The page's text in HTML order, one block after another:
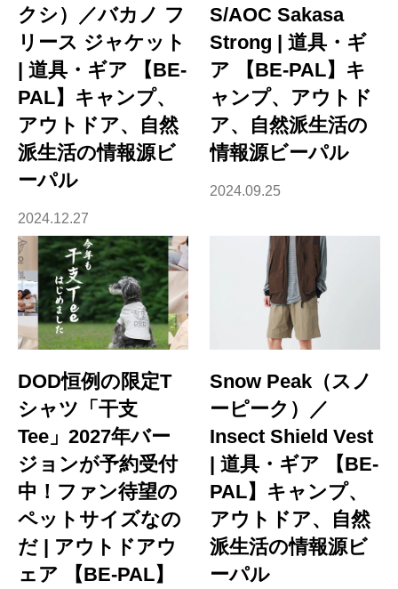
クシ）／バカノ フ
リース ジャケット
| 道具・ギア 【BE-
PAL】キャンプ、
アウトドア、自然
派生活の情報源ビ
ーパル
2024.12.27
S/AOC Sakasa
Strong | 道具・ギ
ア 【BE-PAL】キ
ャンプ、アウトド
ア、自然派生活の
情報源ビーパル
2024.09.25
DOD恒例の限定T
シャツ「干支
Tee」2027年バー
ジョンが予約受付
中！ファン待望の
ペットサイズなの
だ | アウトドアウ
ェア 【BE-PAL】
Snow Peak（スノ
ーピーク）／
Insect Shield Vest
| 道具・ギア 【BE-
PAL】キャンプ、
アウトドア、自然
派生活の情報源ビ
ーパル